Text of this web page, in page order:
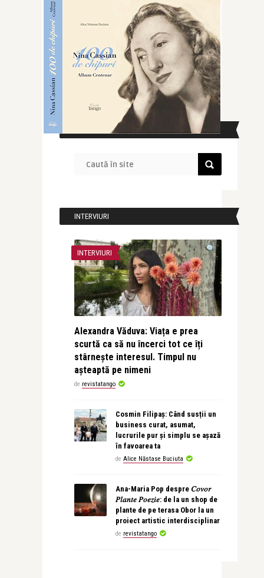
CAUTĂ ÎN SITE
INTERVIURI
INTERVIURI
Alexandra Văduva: Viața e prea
scurtă ca să nu încerci tot ce îți
stârnește interesul. Timpul nu
așteaptă pe nimeni
de revistatango
Cosmin Filipaș: Când susții un
business curat, asumat,
lucrurile pur și simplu se așază
în favoarea ta
de Alice Năstase Buciuta
Ana-Maria Pop despre 𝐶𝑜𝑣𝑜𝑟
𝑃𝑙𝑎𝑛𝑡𝑒 𝑃𝑜𝑒𝑧𝑖𝑒: de la un shop de
plante de pe terasa Obor la un
proiect artistic interdisciplinar
de revistatango